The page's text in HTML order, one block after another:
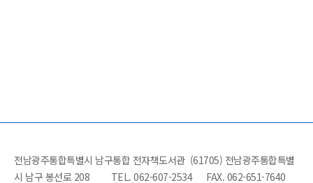
전남광주통합특별시 남구통합 전자책도서관 (61705) 전남광주통합특별
시 남구 봉선로 208
TEL. 062-607-2534 FAX. 062-651-7640